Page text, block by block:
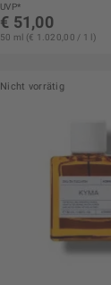
UVP*
€ 51,00
50 ml (€ 1.020,00 / 1 l)
Nicht vorrätig